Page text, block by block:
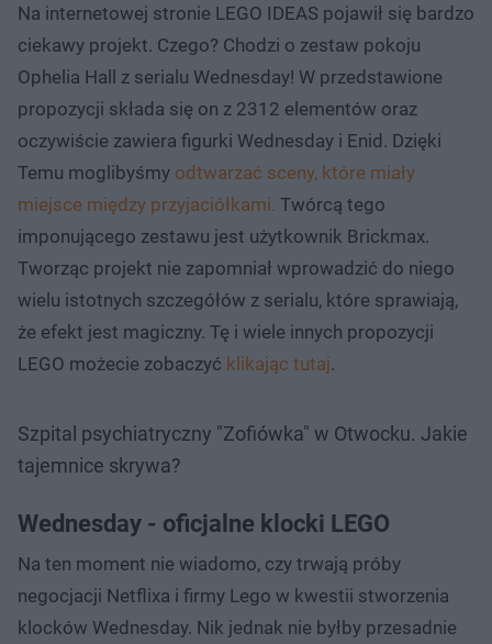
Na internetowej stronie LEGO IDEAS pojawił się bardzo
ciekawy projekt. Czego? Chodzi o zestaw pokoju
Ophelia Hall z serialu Wednesday! W przedstawione
propozycji składa się on z 2312 elementów oraz
oczywiście zawiera figurki Wednesday i Enid. Dzięki
Temu moglibyśmy odtwarzać sceny, które miały
miejsce między przyjaciółkami. Twórcą tego
imponującego zestawu jest użytkownik Brickmax.
Tworząc projekt nie zapomniał wprowadzić do niego
wielu istotnych szczegółów z serialu, które sprawiają,
że efekt jest magiczny. Tę i wiele innych propozycji
LEGO możecie zobaczyć klikając tutaj.
Szpital psychiatryczny "Zofiówka" w Otwocku. Jakie
tajemnice skrywa?
Wednesday - oficjalne klocki LEGO
Na ten moment nie wiadomo, czy trwają próby
negocjacji Netflixa i firmy Lego w kwestii stworzenia
klocków Wednesday. Nik jednak nie byłby przesadnie